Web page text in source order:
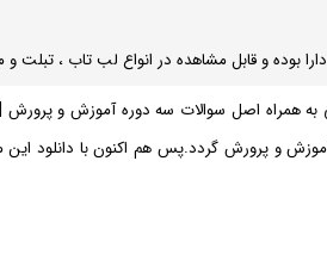
بوده و قابل مشاهده در انواع لب تاب ، تبلت و
به همراه اصل سوالات سه دوره آموزش و
و پرورش گردد.پس هم اکنون با دانلود این